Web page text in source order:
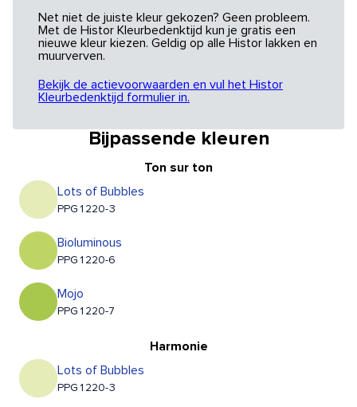
Net niet de juiste kleur gekozen? Geen probleem.
Met de Histor Kleurbedenktijd kun je gratis een
nieuwe kleur kiezen. Geldig op alle Histor lakken en
muurverven.
Bekijk de actievoorwaarden en vul het Histor
Kleurbedenktijd formulier in.
Bijpassende kleuren
Ton sur ton
Lots of Bubbles
PPG1220-3
Bioluminous
PPG1220-6
Mojo
PPG1220-7
Harmonie
Lots of Bubbles
PPG1220-3